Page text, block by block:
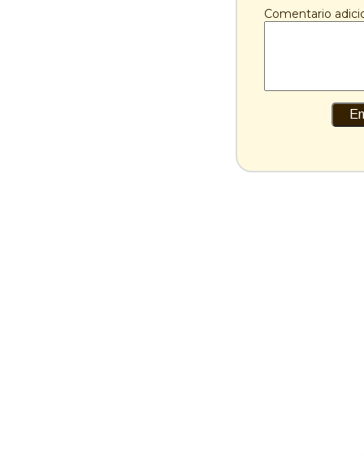
Comentario